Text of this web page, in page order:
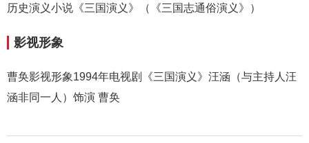
历史演义小说《三国演义》（《三国志通俗演义》）
影视形象
曹奂影视形象1994年电视剧《三国演义》汪涵（与主持人汪
涵非同一人）饰演 曹奂